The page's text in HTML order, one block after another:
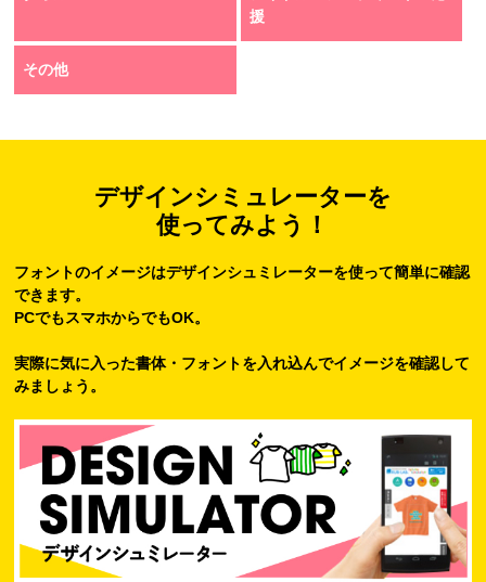
援
その他
デザインシミュレーターを
使ってみよう！
フォントのイメージはデザインシュミレーターを使って簡単に確認
できます。
PCでもスマホからでもOK。
実際に気に入った書体・フォントを入れ込んでイメージを確認して
みましょう。